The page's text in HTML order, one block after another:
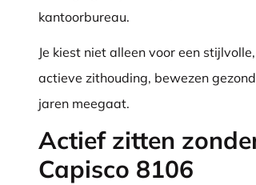
kantoorbureau.
Je kiest niet alleen voor een
actieve zithouding, bewezen
jaren meegaat.
Actief zitten
Capisco 8106